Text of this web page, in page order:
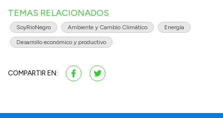
TEMAS RELACIONADOS
SoyRioNegro Ambiente y Cambio Climático Energía
Desarrollo económico y productivo
COMPARTIR EN: